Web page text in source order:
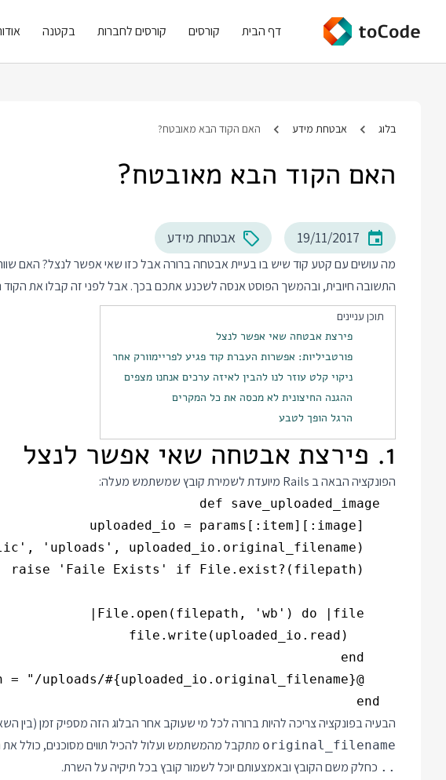
דף הבית קורסים קורסים לחברות בקטנה
בלוג אבטחת מידע האם הקוד הבא מאובטח?
האם הקוד הבא מאובטח?
19/11/2017 אבטחת מידע
מה עושים עם קטע קוד שיש בו בעיית אבטחה ברורה אבל כזו שאי אפשר לנצל? האם
התשובה חיובית, ובהמשך הפוסט אנסה לשכנע אתכם בכך. אבל לפני זה קבלו את הקוד
תוכן עניינים
פירצת אבטחה שאי אפשר לנצל
פורטביליות: אפשרות העברת קוד פגיע לפריימוורק אחר
ניקוי קלט עוזר לנו להבין לאיזה ערכים אנחנו מצפים
ההגנה החיצונית לא מכסה את כל המקרים
הרגל הופך לטבע
1. פירצת אבטחה שאי אפשר לנצל
הפונקציה הבאה ב Rails מיועדת לשמירת קובץ שמשתמש מעלה:
הבעיה בפונקציה צריכה להיות ברורה לכל מי שעוקב אחר הבלוג הזה מספיק זמן (בין
original_filename מתקבל מהמשתמש ועלול להכיל תווים מסוכנים, כולל
.. כחלק משם הקובץ ובאמצעותם יוכל לשמור קובץ בכל תיקיה על השרת.